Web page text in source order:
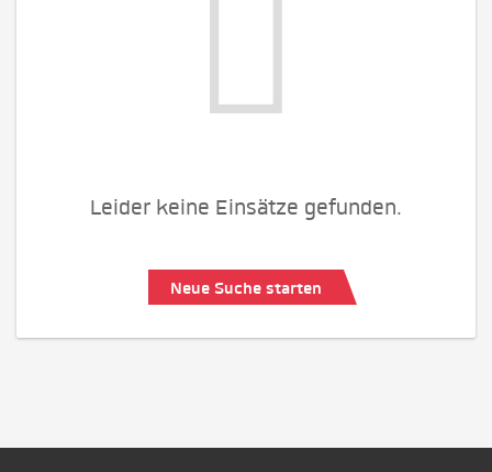
Leider keine Einsätze gefunden.
Neue Suche starten